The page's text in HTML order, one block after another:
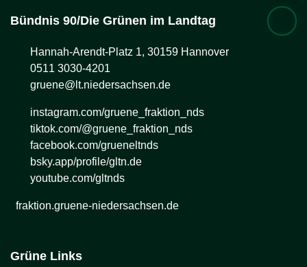
Bündnis 90/Die Grünen im Landtag
Hannah-Arendt-Platz 1, 30159 Hannover
0511 3030-4201
gruene@lt.niedersachsen.de
instagram.com/gruene_fraktion_nds
tiktok.com/@gruene_fraktion_nds
facebook.com/grueneltnds
bsky.app/profile/gltn.de
youtube.com/gltnds
fraktion.gruene-niedersachsen.de
Grüne Links